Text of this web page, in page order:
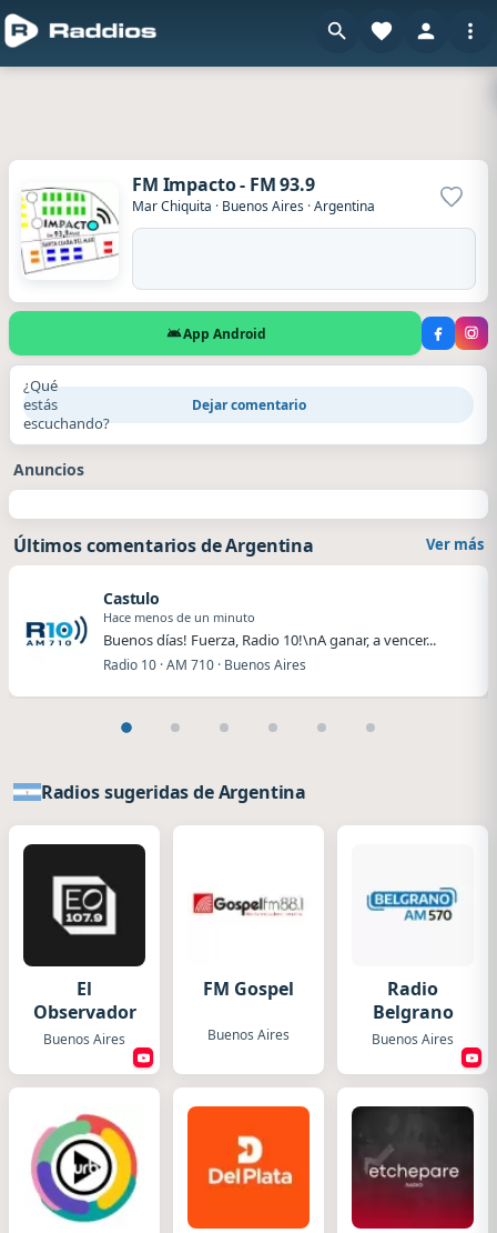
FM Impacto - FM 93.9
Mar Chiquita · Buenos Aires ·Argentina
App Android
¿Qué
estás
escuchando?
Dejar comentario
Anuncios
Últimos comentarios de Argentina Ver más
Castulo
Hace menos de un minuto
Buenos días! Fuerza, Radio 10!\nA ganar, a vencer...
Radio 10 · AM 710 · Buenos Aires
Radios sugeridas de Argentina
El
Observador
Buenos Aires
FM Gospel
Buenos Aires
Radio
Belgrano
Buenos Aires